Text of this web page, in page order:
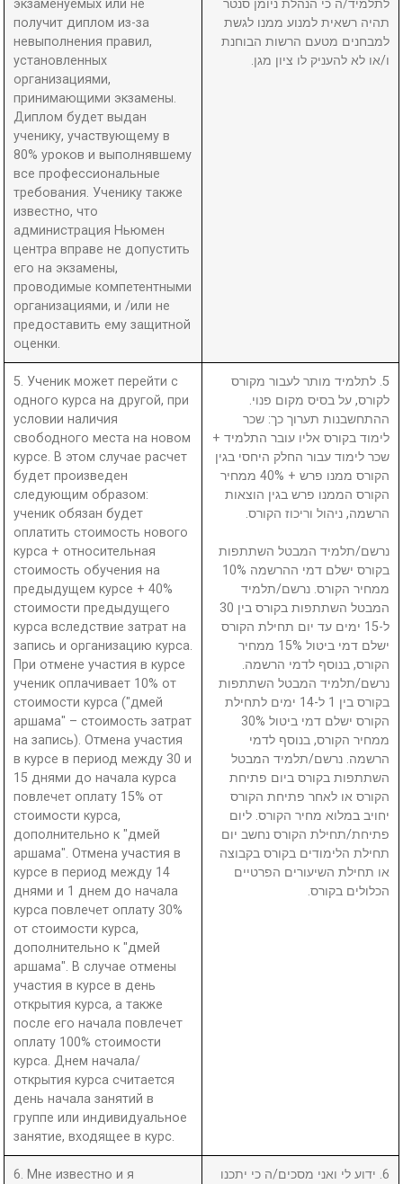
экзаменуемых или не
получит диплом из-за
невыполнения правил,
установленных
организациями,
принимающими экзамены.
Диплом будет выдан
ученику, участвующему в
80% уроков и выполнявшему
все профессиональные
требования. Ученику также
известно, что
администрация Ньюмен
центра вправе не допустить
его на экзамены,
проводимые компетентными
организациями, и /или не
предоставить ему защитной
оценки.
לתלמיד/ה כי הנהלת ניומן סנטר
תהיה רשאית למנוע ממנו לגשת
למבחנים מטעם הרשות הבוחנת
ו/או לא להעניק לו ציון מגן.
5. Ученик может перейти с
одного курса на другой, при
условии наличия
свободного места на новом
курсе. В этом случае расчет
будет произведен
следующим образом:
ученик обязан будет
оплатить стоимость нового
курса + относительная
стоимость обучения на
предыдущем курсе + 40%
стоимости предыдущего
курса вследствие затрат на
запись и организацию курса.
При отмене участия в курсе
ученик оплачивает 10% от
стоимости курса ("дмей
аршама" – стоимость затрат
на запись). Отмена участия
в курсе в период между 30 и
15 днями до начала курса
повлечет оплату 15% от
стоимости курса,
дополнительно к "дмей
аршама". Отмена участия в
курсе в период между 14
днями и 1 днем до начала
курса повлечет оплату 30%
от стоимости курса,
дополнительно к "дмей
аршама". В случае отмены
участия в курсе в день
открытия курса, а также
после его начала повлечет
оплату 100% стоимости
курса. Днем начала/
открытия курса считается
день начала занятий в
группе или индивидуальное
занятие, входящее в курс.
5. לתלמיד מותר לעבור מקורס
לקורס, על בסיס מקום פנוי.
ההתחשבנות תערוך כך: שכר
לימוד בקורס אליו עובר התלמיד +
שכר לימוד עבור החלק היחסי בגין
הקורס ממנו פרש + 40% ממחיר
הקורס הממנו פרש בגין הוצאות
הרשמה, ניהול וריכוז הקורס.
נרשם/תלמיד המבטל השתתפות
בקורס ישלם דמי ההרשמה 10%
ממחיר הקורס. נרשם/תלמיד
המבטל השתתפות בקורס בין 30
ל-15 ימים עד יום תחילת הקורס
ישלם דמי ביטול 15% ממחיר
הקורס, בנוסף לדמי הרשמה.
נרשם/תלמיד המבטל השתתפות
בקורס בין 1 ל-14 ימים לתחילת
הקורס ישלם דמי ביטול 30%
ממחיר הקורס, בנוסף לדמי
הרשמה. נרשם/תלמיד המבטל
השתתפות בקורס ביום פתיחת
הקורס או לאחר פתיחת הקורס
יחויב במלוא מחיר הקורס. ליום
פתיחת/תחילת הקורס נחשב יום
תחילת הלימודים בקורס בקבוצה
או תחילת השיעורים הפרטיים
הכלולים בקורס.
6. Мне известно и я
6. ידוע לי ואני מסכים/ה כי יתכנו